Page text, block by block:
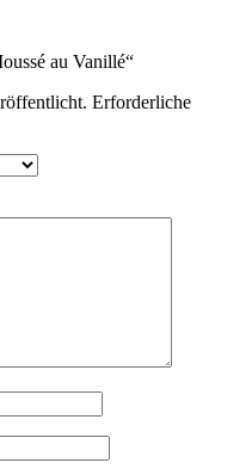
au Vanillé“
Erforderliche